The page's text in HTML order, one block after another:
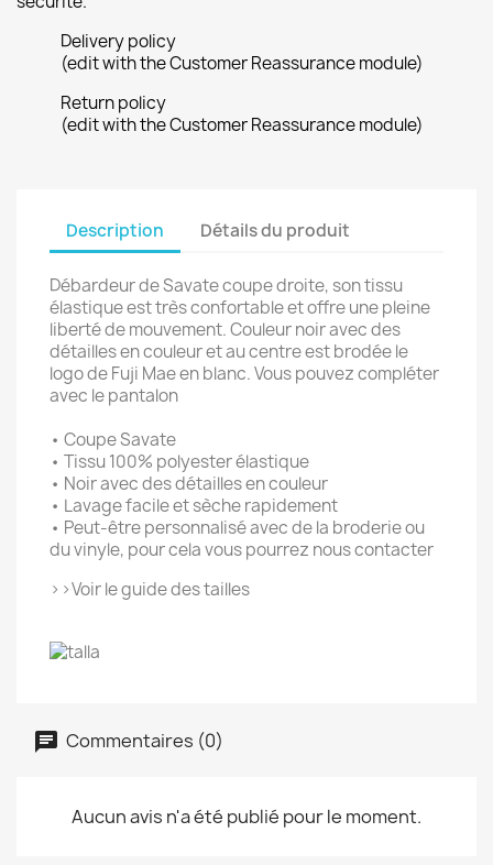
Delivery policy
(edit with the Customer Reassurance module)
Return policy
(edit with the Customer Reassurance module)
Description Détails du produit
Débardeur de Savate coupe droite, son tissu
élastique est très confortable et offre une pleine
liberté de mouvement. Couleur noir avec des
détailles en couleur et au centre est brodée le
logo de Fuji Mae en blanc. Vous pouvez compléter
avec le pantalon
• Coupe Savate
• Tissu 100% polyester élastique
• Noir avec des détailles en couleur
• Lavage facile et sèche rapidement
• Peut-être personnalisé avec de la broderie ou
du vinyle, pour cela vous pourrez nous contacter
>>Voir le guide des tailles
Commentaires (0)
Aucun avis n'a été publié pour le moment.